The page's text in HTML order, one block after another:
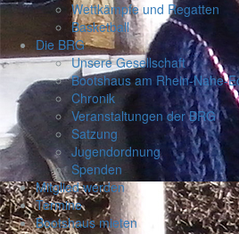
Wettkämpfe und Regatten
Basketball
Die BRG
Unsere Gesellschaft
Bootshaus am Rhein-Nahe-
Chronik
Veranstaltungen der BRG
Satzung
Jugendordnung
Spenden
Mitglied werden
Termine
Bootshaus mieten